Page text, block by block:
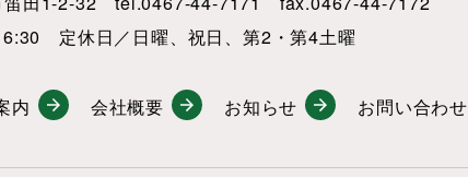
定休日／日曜、祝日、第2・第4土曜
内 会社概要 お知らせ お問い合わせ